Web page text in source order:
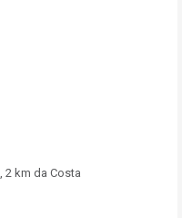
2 km da Costa